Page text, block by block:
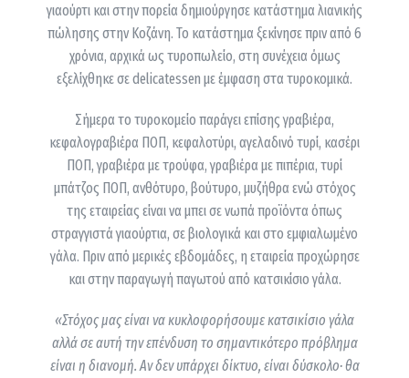
γιαούρτι και στην πορεία δημιούργησε κατάστημα λιανικής
πώλησης στην Κοζάνη. Το κατάστημα ξεκίνησε πριν από 6
χρόνια, αρχικά ως τυροπωλείο, στη συνέχεια όμως
εξελίχθηκε σε delicatessen με έμφαση στα τυροκομικά.
Σήμερα το τυροκομείο παράγει επίσης γραβιέρα,
κεφαλογραβιέρα ΠΟΠ, κεφαλοτύρι, αγελαδινό τυρί, κασέρι
ΠΟΠ, γραβιέρα με τρούφα, γραβιέρα με πιπέρια, τυρί
μπάτζος ΠΟΠ, ανθότυρο, βούτυρο, μυζήθρα ενώ στόχος
της εταιρείας είναι να μπει σε νωπά προϊόντα όπως
στραγγιστά γιαούρτια, σε βιολογικά και στο εμφιαλωμένο
γάλα. Πριν από μερικές εβδομάδες, η εταιρεία προχώρησε
και στην παραγωγή παγωτού από κατσικίσιο γάλα.
«Στόχος μας είναι να κυκλοφορήσουμε κατσικίσιο γάλα
αλλά σε αυτή την επένδυση το σημαντικότερο πρόβλημα
είναι η διανομή. Αν δεν υπάρχει δίκτυο, είναι δύσκολο·θα